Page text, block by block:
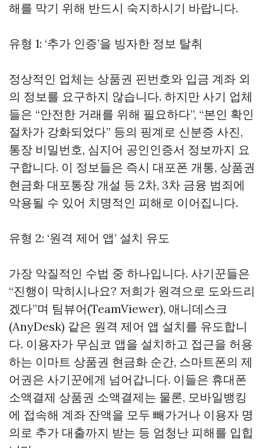
해를 막기 위해 반드시 숙지하시기 바랍니다.
유형 1: ‘추가 인증’을 빙자한 정보 탈취
정상적인 업체는 상품권 핀번호와 입금 계좌 외
의 정보를 요구하지 않습니다. 하지만 사기 업체
들은 “안전한 거래를 위해 필요하다”, “본인 확인
절차가 강화되었다” 등의 핑계로 신분증 사진,
통장 비밀번호, 심지어 공인인증서 정보까지 요
구합니다. 이 정보들은 즉시 대포폰 개통, 상품권
현금화 대포통장 개설 등 2차, 3차 금융 범죄에
악용될 수 있어 치명적인 피해로 이어집니다.
유형 2: ‘원격 제어 앱’ 설치 유도
가장 악질적인 수법 중 하나입니다. 사기꾼들은
“진행이 막히시나요? 저희가 원격으로 도와드리
겠다”며 팀뷰어(TeamViewer), 애니데스크
(AnyDesk) 같은 원격 제어 앱 설치를 유도합니
다. 이용자가 무심코 앱을 설치하고 접근을 허용
하는 이마트 상품권 현금화 순간, 스마트폰의 제
어권은 사기꾼에게 넘어갑니다. 이들은 휴대폰
소액결제 상품권 소액결제는 물론, 모바일뱅킹
에 접속해 계좌 잔액을 모두 빼가거나 이용자 명
의로 추가 대출까지 받는 등 엄청난 피해를 입힙